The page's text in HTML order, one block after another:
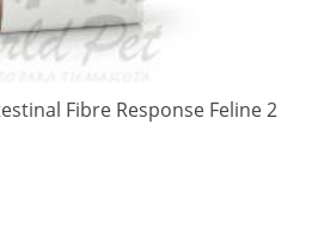
Fibre Response Feline 2